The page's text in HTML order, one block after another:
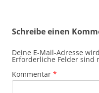
Schreibe einen
Deine E-Mail-Adresse
Erforderliche Felder sind
Kommentar *